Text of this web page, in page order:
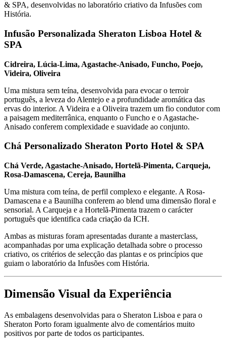
& SPA, desenvolvidas no laboratório criativo da Infusões com
História.
Infusão Personalizada Sheraton Lisboa Hotel &
SPA
Cidreira, Lúcia-Lima, Agastache-Anisado, Funcho, Poejo,
Videira, Oliveira
Uma mistura sem teína, desenvolvida para evocar o terroir
português, a leveza do Alentejo e a profundidade aromática das
ervas do interior. A Videira e a Oliveira trazem um fio condutor com
a paisagem mediterrânica, enquanto o Funcho e o Agastache-
Anisado conferem complexidade e suavidade ao conjunto.
Chá Personalizado Sheraton Porto Hotel & SPA
Chá Verde, Agastache-Anisado, Hortelã-Pimenta, Carqueja,
Rosa-Damascena, Cereja, Baunilha
Uma mistura com teína, de perfil complexo e elegante. A Rosa-
Damascena e a Baunilha conferem ao blend uma dimensão floral e
sensorial. A Carqueja e a Hortelã-Pimenta trazem o carácter
português que identifica cada criação da ICH.
Ambas as misturas foram apresentadas durante a masterclass,
acompanhadas por uma explicação detalhada sobre o processo
criativo, os critérios de selecção das plantas e os princípios que
guiam o laboratório da Infusões com História.
Dimensão Visual da Experiência
As embalagens desenvolvidas para o Sheraton Lisboa e para o
Sheraton Porto foram igualmente alvo de comentários muito
positivos por parte de todos os participantes.